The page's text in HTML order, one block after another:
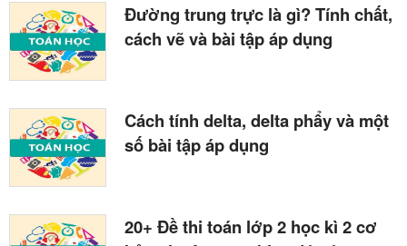
Đường trung trực là gì? Tính chất,
cách vẽ và bài tập áp dụng
Cách tính delta, delta phẩy và một
số bài tập áp dụng
20+ Đề thi toán lớp 2 học kì 2 cơ